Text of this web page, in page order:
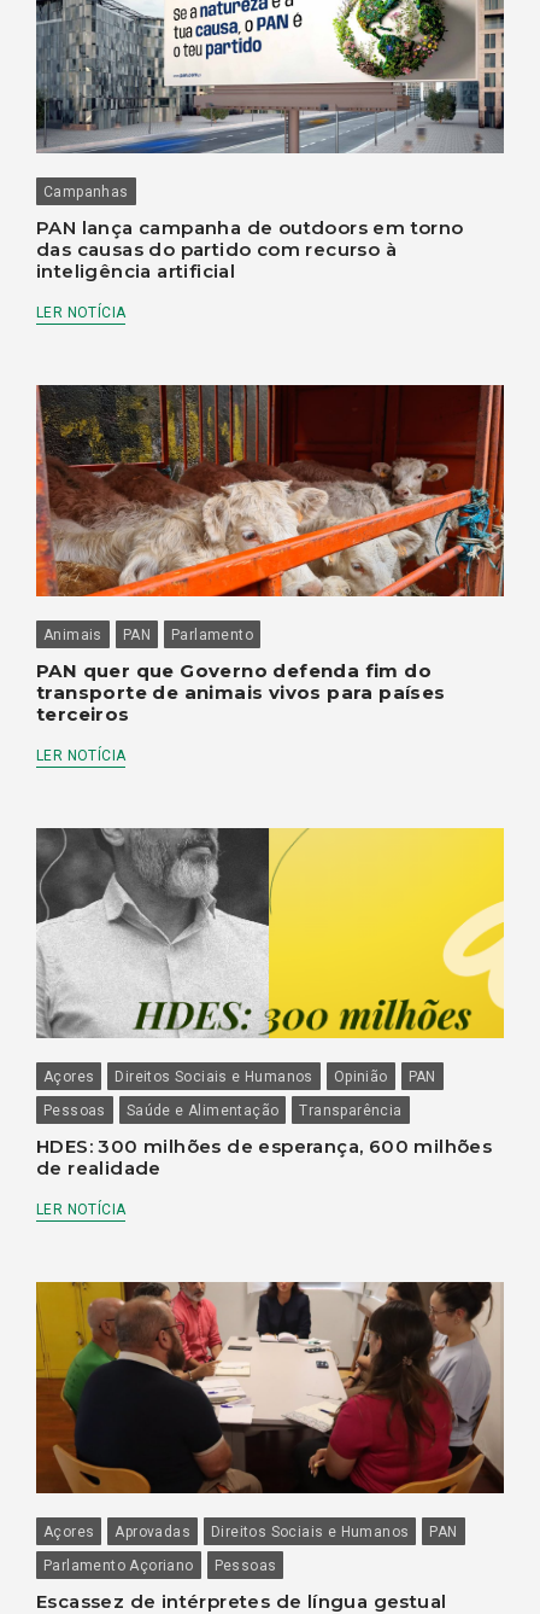
Campanhas
PAN lança campanha de outdoors em torno
das causas do partido com recurso à
inteligência artificial
LER NOTÍCIA
Animais PAN Parlamento
PAN quer que Governo defenda fim do
transporte de animais vivos para países
terceiros
LER NOTÍCIA
Açores Direitos Sociais e Humanos Opinião
PAN
Pessoas
Saúde e Alimentação Transparência
HDES: 300 milhões de esperança, 600 milhões
de realidade
LER NOTÍCIA
Açores Aprovadas Direitos Sociais e Humanos
PAN
Parlamento Açoriano
Pessoas
Escassez de intérpretes de língua gestual